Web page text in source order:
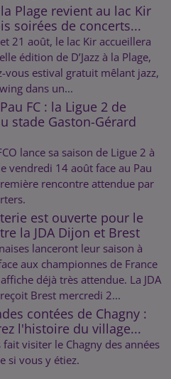
la Plage revient au lac Kir
soirées de concerts...
21 août, le lac Kir accueillera
édition de D’Jazz à la Plage,
vous estival gratuit mêlant jazz,
dans un...
FC : la Ligue 2 de
stade Gaston-Gérard
lance sa saison de Ligue 2 à
vendredi 14 août face au Pau
rencontre attendue par
est ouverte pour le
la JDA Dijon et Brest
lanceront leur saison à
aux championnes de France
déjà très attendue. La JDA
Brest mercredi 2...
contées de Chagny :
l'histoire du village...
visiter le Chagny des années
si vous y étiez.